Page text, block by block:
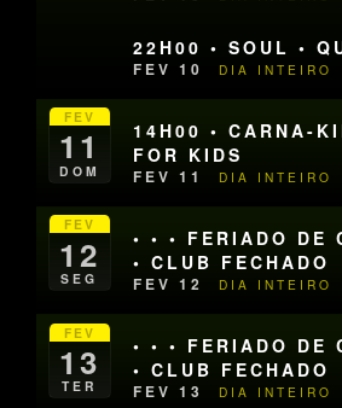
22H00 • SOUL •
FEV 10 DIA INTEIRO
FEV
11
DOM
14H00 • CARNA-
FOR KIDS
FEV 11 DIA INTEIRO
FEV
12
SEG
• • • FERIADO DE
• CLUB FECHADO
FEV 12 DIA INTEIRO
FEV
13
TER
• • • FERIADO DE
• CLUB FECHADO
FEV 13 DIA INTEIRO